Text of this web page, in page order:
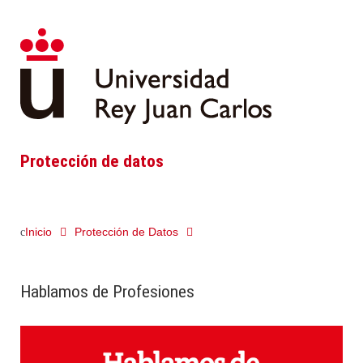
Protección de datos
Inicio Protección de Datos
Hablamos de Profesiones